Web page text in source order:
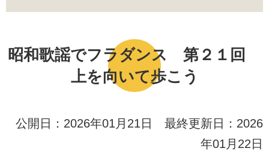
昭和歌謡でフラダンス 第２１回
上を向いて歩こう
公開日：2026年01月21日 最終更新日：2026
年01月22日